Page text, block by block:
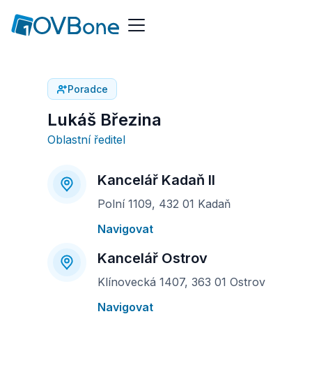
Poradce
Lukáš Březina
Oblastní ředitel
Kancelář Kadaň II
Polní 1109, 432 01 Kadaň
Navigovat
Kancelář Ostrov
Klínovecká 1407, 363 01 Ostrov
Navigovat